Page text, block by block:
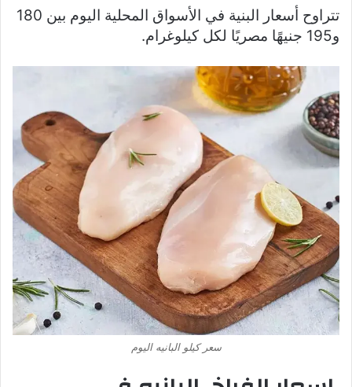
تتراوح أسعار البنية في الأسواق المحلية اليوم بين 180
و195 جنيهًا مصريًا لكل كيلوغرام.
سعر كيلو البانيه اليوم